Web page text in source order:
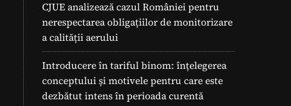
CJUE analizează cazul României pentru
nerespectarea obligațiilor de monitorizare
a calității aerului
Introducere în tariful binom: înțelegerea
conceptului și motivele pentru care este
dezbătut intens în perioada curentă